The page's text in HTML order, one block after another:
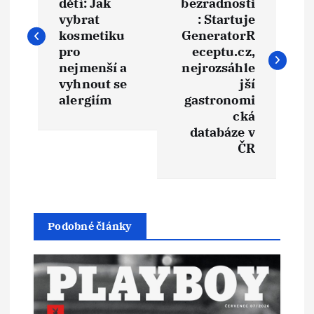
v
p
r
o
dětí: Jak
vybrat
kosmetiku
pro
nejmenší a
vyhnout se
alergiím
bezradnosti
: Startuje
GeneratorR
eceptu.cz,
nejrozsáhle
jší
gastronomi
cká
databáze v
ČR
Podobné články